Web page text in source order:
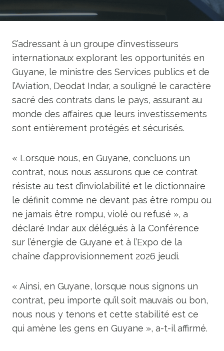
S’adressant à un groupe d’investisseurs
internationaux explorant les opportunités en
Guyane, le ministre des Services publics et de
l’Aviation, Deodat Indar, a souligné le caractère
sacré des contrats dans le pays, assurant au
monde des affaires que leurs investissements
sont entièrement protégés et sécurisés.
« Lorsque nous, en Guyane, concluons un
contrat, nous nous assurons que ce contrat
résiste au test d’inviolabilité et le dictionnaire
le définit comme ne devant pas être rompu ou
ne jamais être rompu, violé ou refusé », a
déclaré Indar aux délégués à la Conférence
sur l’énergie de Guyane et à l’Expo de la
chaîne d’approvisionnement 2026 jeudi.
« Ainsi, en Guyane, lorsque nous signons un
contrat, peu importe qu’il soit mauvais ou bon,
nous nous y tenons et cette stabilité est ce
qui amène les gens en Guyane », a-t-il affirmé.